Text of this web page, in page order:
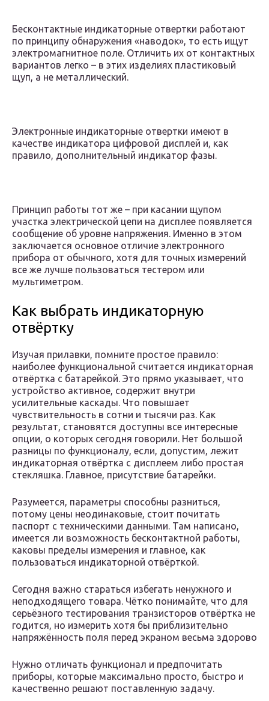
Бесконтактные индикаторные отвертки работают
по принципу обнаружения «наводок», то есть ищут
электромагнитное поле. Отличить их от контактных
вариантов легко – в этих изделиях пластиковый
щуп, а не металлический.
Электронные индикаторные отвертки имеют в
качестве индикатора цифровой дисплей и, как
правило, дополнительный индикатор фазы.
Принцип работы тот же – при касании щупом
участка электрической цепи на дисплее появляется
сообщение об уровне напряжения. Именно в этом
заключается основное отличие электронного
прибора от обычного, хотя для точных измерений
все же лучше пользоваться тестером или
мультиметром.
Как выбрать индикаторную
отвёртку
Изучая прилавки, помните простое правило:
наиболее функциональной считается индикаторная
отвёртка с батарейкой. Это прямо указывает, что
устройство активное, содержит внутри
усилительные каскады. Что повышает
чувствительность в сотни и тысячи раз. Как
результат, становятся доступны все интересные
опции, о которых сегодня говорили. Нет большой
разницы по функционалу, если, допустим, лежит
индикаторная отвёртка с дисплеем либо простая
стекляшка. Главное, присутствие батарейки.
Разумеется, параметры способны разниться,
потому цены неодинаковые, стоит почитать
паспорт с техническими данными. Там написано,
имеется ли возможность бесконтактной работы,
каковы пределы измерения и главное, как
пользоваться индикаторной отвёрткой.
Сегодня важно стараться избегать ненужного и
неподходящего товара. Чётко понимайте, что для
серьёзного тестирования транзисторов отвёртка не
годится, но измерить хотя бы приблизительно
напряжённость поля перед экраном весьма здорово
Нужно отличать функционал и предпочитать
приборы, которые максимально просто, быстро и
качественно решают поставленную задачу.